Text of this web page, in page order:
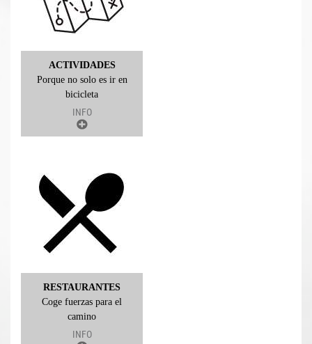
ACTIVIDADES
Porque no solo es ir en
bicicleta
INFO
RESTAURANTES
Coge fuerzas para el
camino
INFO